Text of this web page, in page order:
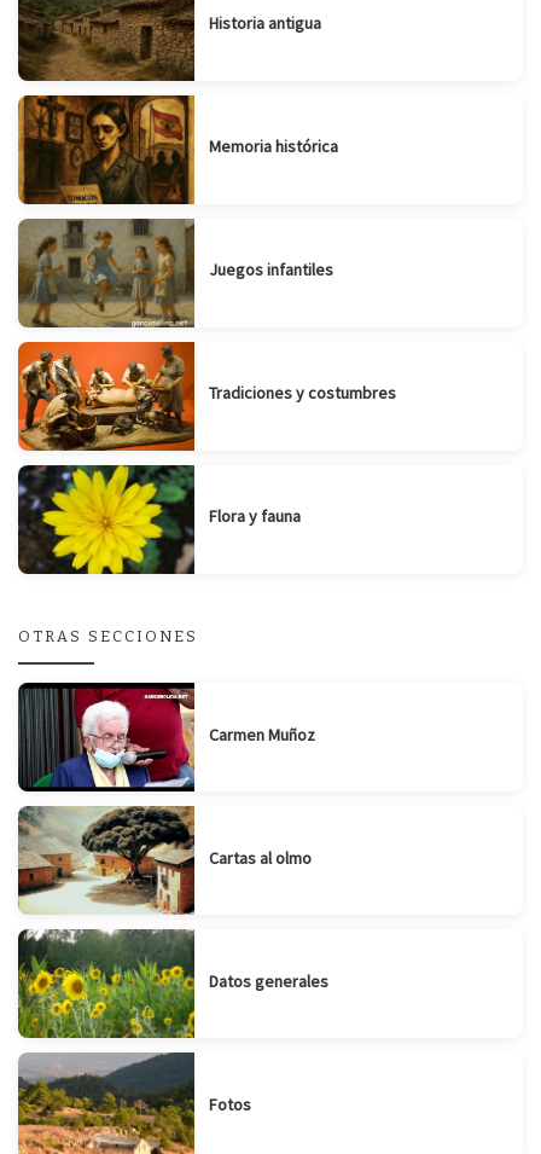
Historia antigua
Memoria histórica
Juegos infantiles
Tradiciones y costumbres
Flora y fauna
OTRAS SECCIONES
Carmen Muñoz
Cartas al olmo
Datos generales
Fotos